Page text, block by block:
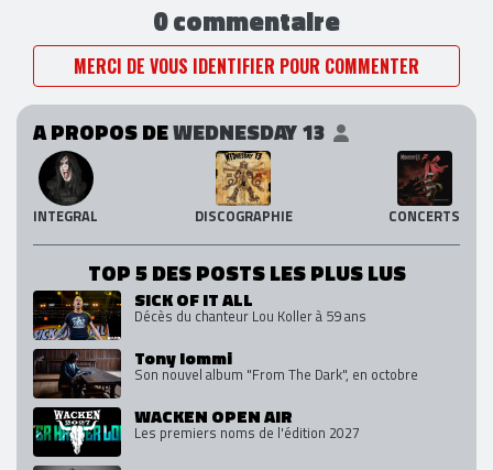
0 commentaire
MERCI DE VOUS IDENTIFIER POUR COMMENTER
A PROPOS DEWEDNESDAY 13
INTEGRAL DISCOGRAPHIE CONCERTS
TOP 5 DES POSTS LES PLUS LUS
SICK OF IT ALL
Décès du chanteur Lou Koller à 59 ans
Tony Iommi
Son nouvel album "From The Dark", en octobre
WACKEN OPEN AIR
Les premiers noms de l'édition 2027